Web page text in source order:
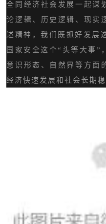
全同经济社会发展一起谋
论逻辑、历史逻辑、现实
述精神，我们既抓好发展
国家安全这个“头等大事”
意识形态、自然界等方面
经济快速发展和社会长期